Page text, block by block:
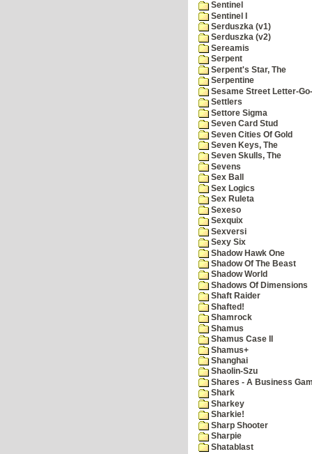
Sentinel
Sentinel I
Serduszka (v1)
Serduszka (v2)
Sereamis
Serpent
Serpent's Star, The
Serpentine
Sesame Street Letter-
Settlers
Settore Sigma
Seven Card Stud
Seven Cities Of Gold
Seven Keys, The
Seven Skulls, The
Sevens
Sex Ball
Sex Logics
Sex Ruleta
Sexeso
Sexquix
Sexversi
Sexy Six
Shadow Hawk One
Shadow Of The Beast
Shadow World
Shadows Of Dimensions
Shaft Raider
Shafted!
Shamrock
Shamus
Shamus Case II
Shamus+
Shanghai
Shaolin-Szu
Shares - A Business
Shark
Sharkey
Sharkie!
Sharp Shooter
Sharpie
Shatablast